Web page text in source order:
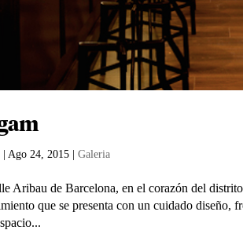
| Ago 24, 2015 |Galeria
Aribau de Barcelona, en el corazón del
que se presenta con un cuidado diseño,